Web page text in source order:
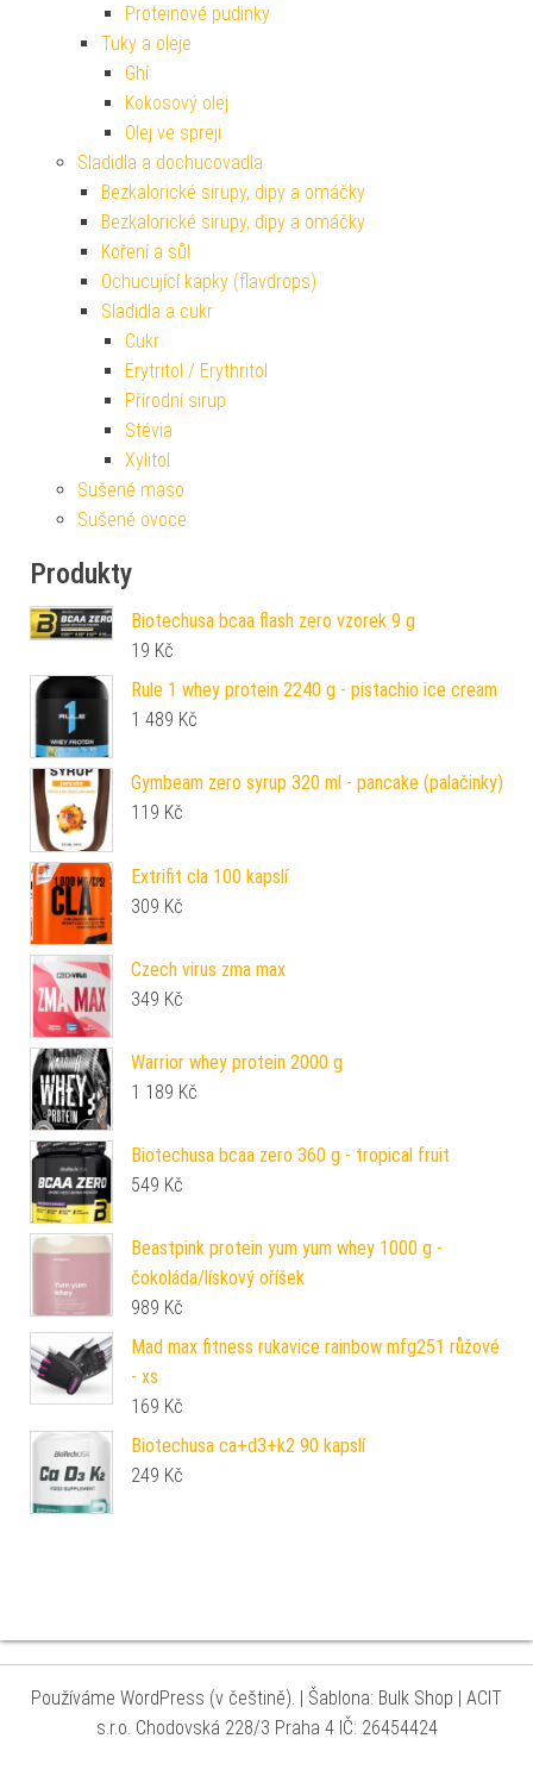
Proteinové pudinky
Tuky a oleje
Ghí
Kokosový olej
Olej ve spreji
Sladidla a dochucovadla
Bezkalorické sirupy, dipy a omáčky
Bezkalorické sirupy, dipy a omáčky
Koření a sůl
Ochucující kapky (flavdrops)
Sladidla a cukr
Cukr
Erytritol / Erythritol
Přírodní sirup
Stévia
Xylitol
Sušené maso
Sušené ovoce
Produkty
Biotechusa bcaa flash zero vzorek 9 g
19 Kč
Rule 1 whey protein 2240 g - pistachio ice cream
1 489 Kč
Gymbeam zero syrup 320 ml - pancake (palačinky)
119 Kč
Extrifit cla 100 kapslí
309 Kč
Czech virus zma max
349 Kč
Warrior whey protein 2000 g
1 189 Kč
Biotechusa bcaa zero 360 g - tropical fruit
549 Kč
Beastpink protein yum yum whey 1000 g -
čokoláda/lískový oříšek
989 Kč
Mad max fitness rukavice rainbow mfg251 růžové
- xs
169 Kč
Biotechusa ca+d3+k2 90 kapslí
249 Kč
Používáme WordPress (v češtině). | Šablona: Bulk Shop | ACIT
s.r.o. Chodovská 228/3 Praha 4 IČ: 26454424